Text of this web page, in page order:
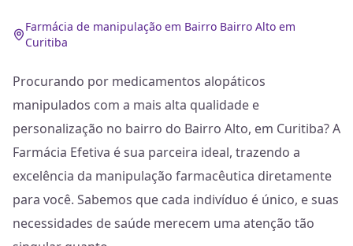
Farmácia de manipulação em Bairro Bairro Alto em
Curitiba
Procurando por medicamentos alopáticos
manipulados com a mais alta qualidade e
personalização no bairro do Bairro Alto, em Curitiba? A
Farmácia Efetiva é sua parceira ideal, trazendo a
excelência da manipulação farmacêutica diretamente
para você. Sabemos que cada indivíduo é único, e suas
necessidades de saúde merecem uma atenção tão